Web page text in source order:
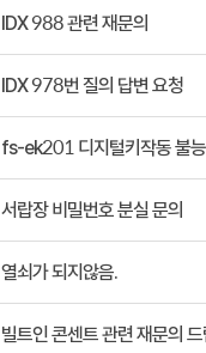
IDX 988 관련 재문의
IDX 978번 질의 답변 요청
fs-ek201 디지털키작동 불능
서랍장 비밀번호 분실 문의
열쇠가 되지않음.
빌트인 콘센트 관련 재문의